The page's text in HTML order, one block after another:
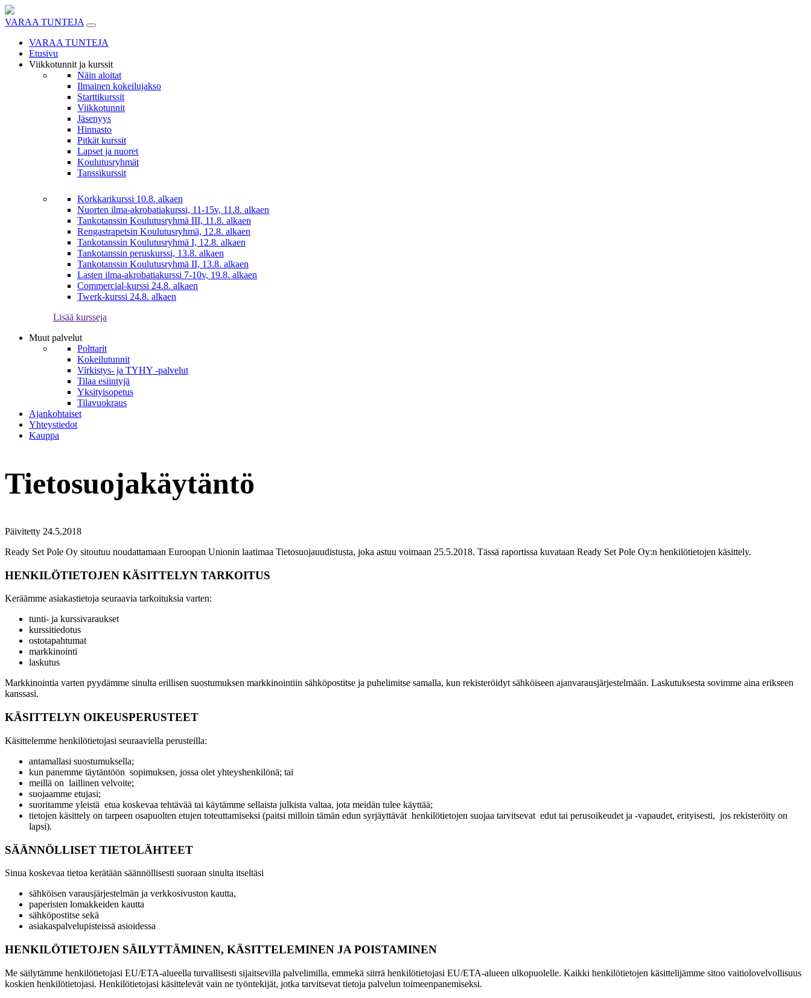
Skip
to
VARAA TUNTEJA
VARAA TUNTEJA
Etusivu
Viikkotunnit ja kurssit
Näin aloitat
Ilmainen kokeilujakso
Starttikurssit
Viikkotunnit
Jäsenyys
Hinnasto
Pitkät kurssit
Lapset ja nuoret
Koulutusryhmät
Tanssikurssit
Korkkarikurssi 10.8. alkaen
Nuorten ilma-akrobatiakurssi, 11-15v, 11.8. alkaen
Tankotanssin Koulutusryhmä III, 11.8. alkaen
Rengastrapetsin Koulutusryhmä, 12.8. alkaen
Tankotanssin Koulutusryhmä I, 12.8. alkaen
Tankotanssin peruskurssi, 13.8. alkaen
Tankotanssin Koulutusryhmä II, 13.8. alkaen
Lasten ilma-akrobatiakurssi 7-10v, 19.8. alkaen
Commercial-kurssi 24.8. alkaen
Twerk-kurssi 24.8. alkaen
Lisää kursseja
Muut palvelut
Polttarit
Kokeilutunnit
Virkistys- ja TYHY -palvelut
Tilaa esiintyjä
Yksityisopetus
Tilavuokraus
Ajankohtaiset
Yhteystiedot
Kauppa
Tietosuojakäytäntö
Päivitetty 24.5.2018
Ready Set Pole Oy sitoutuu noudattamaan Euroopan Unionin laatimaa Tietosuojauudistusta, joka astuu voimaan 25.5.2018. Tässä raportissa kuvataan Ready Set Pole Oy:n henkilötietojen käsittely.
HENKILÖTIETOJEN KÄSITTELYN TARKOITUS
Keräämme asiakastietoja seuraavia tarkoituksia varten:
tunti- ja kurssivaraukset
kurssitiedotus
ostotapahtumat
markkinointi
laskutus
Markkinointia varten pyydämme sinulta erillisen suostumuksen markkinointiin sähköpostitse ja puhelimitse samalla, kun rekisteröidyt sähköiseen ajanvarausjärjestelmään. Laskutuksesta sovimme aina erikseen
kanssasi.
KÄSITTELYN OIKEUSPERUSTEET
Käsittelemme henkilötietojasi seuraaviella perusteilla:
antamallasi suostumuksella;
kun panemme täytäntöön sopimuksen, jossa olet yhteyshenkilönä; tai
meillä on laillinen velvoite;
suojaamme etujasi;
suoritamme yleistä etua koskevaa tehtävää tai käytämme sellaista julkista valtaa, jota meidän tulee käyttää;
tietojen käsittely on tarpeen osapuolten etujen toteuttamiseksi (paitsi milloin tämän edun syrjäyttävät henkilötietojen suojaa tarvitsevat edut tai perusoikeudet ja -vapaudet, erityisesti, jos rekisteröity on
lapsi).
SÄÄNNÖLLISET TIETOLÄHTEET
Sinua koskevaa tietoa kerätään säännöllisesti suoraan sinulta itseltäsi
sähköisen varausjärjestelmän ja verkkosivuston kautta,
paperisten lomakkeiden kautta
sähköpostitse sekä
asiakaspalvelupisteissä asioidessa
HENKILÖTIETOJEN SÄILYTTÄMINEN, KÄSITTELEMINEN JA POISTAMINEN
Me säilytämme henkilötietojasi EU/ETA-alueella turvallisesti sijaitsevilla palvelimilla, emmekä siirrä henkilötietojasi EU/ETA-alueen ulkopuolelle. Kaikki henkilötietojen käsittelijämme sitoo vaitiolovelvollisuus
koskien henkilötietojasi. Henkilötietojasi käsittelevät vain ne työntekijät, jotka tarvitsevat tietoja palvelun toimeenpanemiseksi.